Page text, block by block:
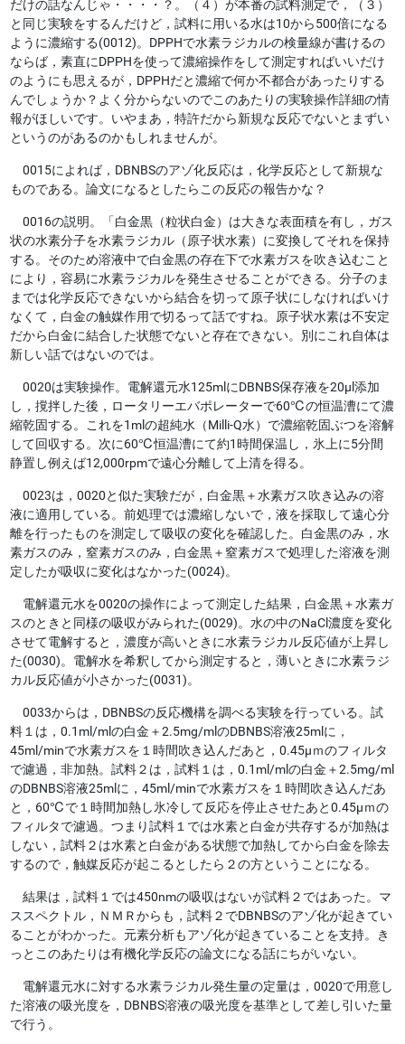
だけの話なんじゃ・・・・？。
（４）が本番の試料測定で，（３）
と同じ実験をするんだけど，試料に用いる水は10から500倍になる
ように濃縮する(0012)。 DPPHで水素ラジカルの検量線が書けるの
ならば，素直にDPPHを使って濃縮操作をして測定すればいいだけ
のようにも思えるが，DPPHだと濃縮で何か不都合があったりする
んでしょうか？よく分からないのでこのあたりの実験操作詳細の情
報がほしいです。いやまあ，特許だから新規な反応でないとまずい
というのがあるのかもしれませんが。
0015によれば，DBNBSのアゾ化反応は，化学反応として新規な
ものである。論文になるとしたらこの反応の報告かな？
0016の説明。「白金黒（粒状白金）は大きな表面積を有し，ガス
状の水素分子を水素ラジカル（原子状水素）に変換してそれを保持
する。そのため溶液中で白金黒の存在下で水素ガスを吹き込むこと
により，容易に水素ラジカルを発生させることができる。分子のま
までは化学反応できないから結合を切って原子状にしなければいけ
なくて，白金の触媒作用で切るって話ですね。原子状水素は不安定
だから白金に結合した状態でないと存在できない。別にこれ自体は
新しい話ではないのでは。
0020は実験操作。電解還元水125mlにDBNBS保存液を20μl添加
し，撹拌した後，ロータリーエバポレーターで60℃の恒温漕にて濃
縮乾固する。これを1mlの超純水（Milli-Q水）で濃縮乾固ぶつを溶解
して回収する。次に60℃恒温漕にて約1時間保温し，氷上に5分間
静置し例えば12,000rpmで遠心分離して上清を得る。
0023は，0020と似た実験だが，白金黒＋水素ガス吹き込みの溶
液に適用している。前処理では濃縮しないで，液を採取して遠心分
離を行ったものを測定して吸収の変化を確認した。白金黒のみ，水
素ガスのみ，窒素ガスのみ，白金黒＋窒素ガスで処理した溶液を測
定したが吸収に変化はなかった(0024)。
電解還元水を0020の操作によって測定した結果，白金黒＋水素ガ
スのときと同様の吸収がみられた(0029)。水の中のNaCl濃度を変化
させて電解すると，濃度が高いときに水素ラジカル反応値が上昇し
た(0030)。電解水を希釈してから測定すると，薄いときに水素ラジ
カル反応値が小さかった(0031)。
0033からは，DBNBSの反応機構を調べる実験を行っている。試
料１は，0.1ml/mlの白金＋2.5mg/mlのDBNBS溶液25mlに，
45ml/minで水素ガスを１時間吹き込んだあと，0.45μｍのフィルタ
で濾過，非加熱。試料２は，試料１は，0.1ml/mlの白金＋2.5mg/ml
のDBNBS溶液25mlに，45ml/minで水素ガスを１時間吹き込んだあ
と，60℃で１時間加熱し氷冷して反応を停止させたあと0.45μｍの
フィルタで濾過。つまり試料１では水素と白金が共存するが加熱は
しない，試料２は水素と白金がある状態で加熱してから白金を除去
するので，触媒反応が起こるとしたら２の方ということになる。
結果は，試料１では450nmの吸収はないが試料２ではあった。マ
ススペクトル，ＮＭＲからも，試料２でDBNBSのアゾ化が起きてい
ることがわかった。元素分析もアゾ化が起きていることを支持。
き
っとこのあたりは有機化学反応の論文になる話にちがいない。
電解還元水に対する水素ラジカル発生量の定量は，0020で用意し
た溶液の吸光度を，DBNBS溶液の吸光度を基準として差し引いた量
で行う。